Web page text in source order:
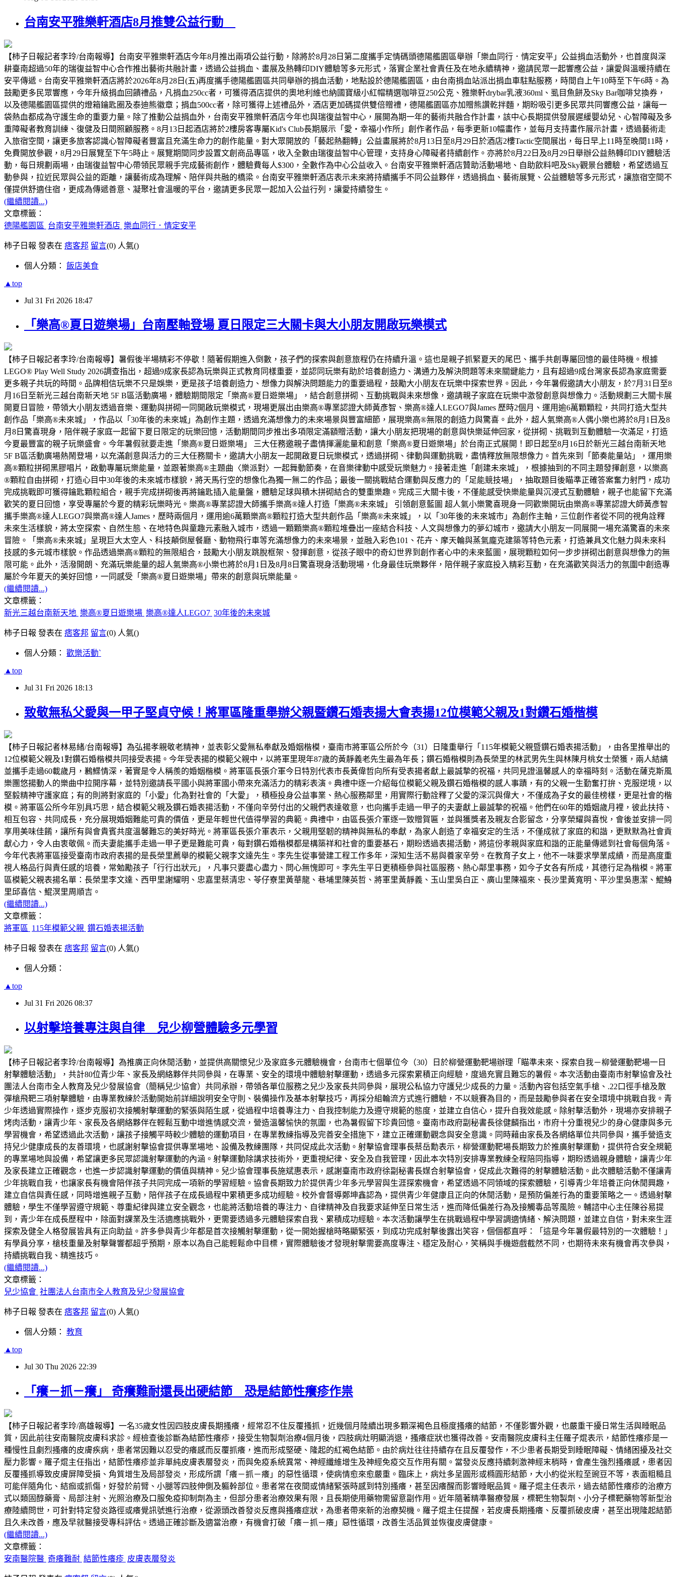
台南安平雅樂軒酒店8月推雙公益行動
【柿子日報記者李玲/台南報導】台南安平雅樂軒酒店今年8月推出兩項公益行動，除將於8月28日第二度攜手定情碼頭德陽艦園區舉辦「樂血同行．情定安平」公益捐血活動外，也首度與深
耕臺南超過50年的瑞復益智中心合作推出藝術共融計畫，透過公益捐血、畫展及熱轉印DIY體驗等多元形式，落實企業社會責任及在地永續精神，邀請民眾一起響應公益，讓愛與溫暖持續在
安平傳遞。台南安平雅樂軒酒店將於2026年8月28日(五)再度攜手德陽艦園區共同舉辦的捐血活動，地點設於德陽艦園區，由台南捐血站派出捐血車駐點服務，時間自上午10時至下午6時。為
鼓勵更多民眾響應，今年升級捐血回饋禮品，凡捐血250cc者，可獲得酒店提供的奧地利維也納國寶級小紅帽精選咖啡豆250公克、雅樂軒drybar乳液360ml、虱目魚餅及Sky Bar咖啡兌換券，
以及德陽艦園區提供的燈箱鑰匙圈及泰迪熊徽章；捐血500cc者，除可獲得上述禮品外，酒店更加碼提供雙倍贈禮，德陽艦園區亦加贈熊讚乾拌麵，期盼吸引更多民眾共同響應公益，讓每一
袋熱血都成為守護生命的重要力量。除了推動公益捐血外，台南安平雅樂軒酒店今年也與瑞復益智中心，展開為期一年的藝術共融合作計畫，該中心長期提供發展遲緩嬰幼兒、心智障礙及多
重障礙者教育訓練、復健及日間照顧服務。8月13日起酒店將於2樓房客專屬Kid's Club長期展示「愛・幸福小作所」創作者作品，每季更新10幅畫作，並每月支持畫作展示計畫，透過藝術走
入旅宿空間，讓更多旅客認識心智障礙者豐富且充滿生命力的創作能量。對大眾開放的「藝起熱翻轉」公益畫展將於8月13日至8月29日於酒店2樓Tactic空間展出，每日早上11時至晚間11時，
免費開放參觀，8月29日展覽至下午5時止。展覽期間同步設置文創商品專區，收入全數由瑞復益智中心管理，支持身心障礙者持續創作。亦將於8月22日及8月29日舉辦公益熱轉印DIY體驗活
動，每日規劃兩場，由瑞復益智中心帶領民眾親手完成藝術創作，體驗費每人$300，全數作為中心公益收入。台南安平雅樂軒酒店贊助活動場地、自助飲料吧及Sky觀景台體驗，希望透過互
動參與，拉近民眾與公益的距離，讓藝術成為理解、陪伴與共融的橋梁。台南安平雅樂軒酒店表示未來將持續攜手不同公益夥伴，透過捐血、藝術展覽、公益體驗等多元形式，讓旅宿空間不
僅提供舒適住宿，更成為傳遞善意、凝聚社會溫暖的平台，邀請更多民眾一起加入公益行列，讓愛持續發生。
(繼續閱讀...)
文章標籤：
德陽艦園區 台南安平雅樂軒酒店 樂血同行．情定安平
柿子日報 發表在 痞客邦 留言(0) 人氣()
個人分類： 飯店美食
▲top
Jul 31 Fri 2026 18:47
「樂高®夏日遊樂場」台南壓軸登場 夏日限定三大關卡與大小朋友開啟玩樂模式
【柿子日報記者李玲/台南報導】暑假後半場精彩不停歇！隨著假期進入倒數，孩子們的探索與創意旅程仍在持續升溫。這也是親子抓緊夏天的尾巴、攜手共創專屬回憶的最佳時機。根據
LEGO® Play Well Study 2026調查指出，超過9成家長認為玩樂與正式教育同樣重要，並認同玩樂有助於培養創造力、溝通力及解決問題等未來關鍵能力，且有超過9成台灣家長認為家庭需要
更多親子共玩的時間。品牌相信玩樂不只是娛樂，更是孩子培養創造力、想像力與解決問題能力的重要過程，鼓勵大小朋友在玩樂中探索世界。因此，今年暑假邀請大小朋友，於7月31日至8
月16日至新光三越台南新天地 5F B區活動廣場，體驗期間限定「樂高®夏日遊樂場」，結合創意拼砌、互動挑戰與未來想像，邀請親子家庭在玩樂中激發創意與想像力。活動規劃三大關卡展
開夏日冒險，帶領大小朋友透過音樂、運動與拼砌一同開啟玩樂模式，現場更展出由樂高®專業認證大師黃彥智、樂高®達人LEGO7與James 歷時2個月、運用逾6萬顆顆粒，共同打造大型共
創作品「樂高®未來城」，作品以「30年後的未來城」為創作主題，透過充滿想像力的未來場景與豐富細節，展現樂高®無限的創造力與驚喜。此外，超人氣樂高®人偶小樂也將於8月1日及8
月8日驚喜現身，陪伴親子家庭一起留下夏日限定的玩樂回憶，活動期間同步推出多項限定滿額贈活動，讓大小朋友把現場的創意與快樂延伸回家，從拼砌、挑戰到互動體驗一次滿足，打造
今夏最豐富的親子玩樂盛會。今年暑假就要走進「樂高®夏日遊樂場」 三大任務邀親子盡情揮灑能量和創意「樂高®夏日遊樂場」於台南正式展開！即日起至8月16日於新光三越台南新天地
5F B區活動廣場熱鬧登場，以充滿創意與活力的三大任務關卡，邀請大小朋友一起開啟夏日玩樂模式，透過拼砌、律動與運動挑戰，盡情釋放無限想像力。首先來到「節奏能量站」，運用樂
高®顆粒拼砌黑膠唱片，啟動專屬玩樂能量，並跟著樂高®主題曲〈樂派對〉一起舞動節奏，在音樂律動中感受玩樂魅力。接著走進「創建未來城」，根據抽到的不同主題發揮創意，以樂高
®顆粒自由拼砌，打造心目中30年後的未來城市樣貌，將天馬行空的想像化為獨一無二的作品；最後一關挑戰結合運動與反應力的「足能競技場」，抽取題目後瞄準正確答案奮力射門，成功
完成挑戰即可獲得鑰匙顆粒組合，親手完成拼砌後再將鑰匙插入能量盤，體驗足球與積木拼砌結合的雙重樂趣。完成三大關卡後，不僅能感受快樂能量與沉浸式互動體驗，親子也能留下充滿
歡笑的夏日回憶，享受專屬於今夏的精彩玩樂時光。樂高®專業認證大師攜手樂高®達人打造「樂高®未來城」 引領創意藍圖 超人氣小樂驚喜現身一同歡樂開玩由樂高®專業認證大師黃彥智
攜手樂高®達人LEGO7與樂高®達人James，歷時兩個月，運用逾6萬顆樂高®顆粒打造大型共創作品「樂高®未來城」，以「30年後的未來城市」為創作主軸，三位創作者從不同的視角詮釋
未來生活樣貌，將太空探索、自然生態、在地特色與童趣元素融入城市，透過一顆顆樂高®顆粒堆疊出一座結合科技、人文與想像力的夢幻城市，邀請大小朋友一同展開一場充滿驚喜的未來
冒險。「樂高®未來城」呈現巨大太空人、科技顛倒屋餐廳、動物飛行車等充滿想像力的未來場景，並融入彩色101、花卉、摩天輪與蒸氣龐克建築等特色元素，打造兼具文化魅力與未來科
技感的多元城市樣貌。作品透過樂高®顆粒的無限組合，鼓勵大小朋友跳脫框架、發揮創意，從孩子眼中的奇幻世界到創作者心中的未來藍圖，展現顆粒如何一步步拼砌出創意與想像力的無
限可能。此外，活潑開朗、充滿玩樂能量的超人氣樂高®小樂也將於8月1日及8月8日驚喜現身活動現場，化身最佳玩樂夥伴，陪伴親子家庭投入精彩互動，在充滿歡笑與活力的氛圍中創造專
屬於今年夏天的美好回憶，一同感受「樂高®夏日遊樂場」帶來的創意與玩樂能量。
(繼續閱讀...)
文章標籤：
新光三越台南新天地 樂高®夏日遊樂場 樂高®達人LEGO7 30年後的未來城
柿子日報 發表在 痞客邦 留言(0) 人氣()
個人分類： 歡樂活動ˋ
▲top
Jul 31 Fri 2026 18:13
致敬無私父愛與一甲子堅貞守候！將軍區隆重舉辦父親暨鑽石婚表揚大會表揚12位模範父親及1對鑽石婚楷模
【柿子日報記者林易緒/台南報導】為弘揚孝親敬老精神，並表彰父愛無私奉獻及婚姻楷模，臺南市將軍區公所於今（31）日隆重舉行「115年模範父親暨鑽石婚表揚活動」，由各里推舉出的
12位模範父親及1對鑽石婚楷模共同接受表揚。今年受表揚的模範父親中，以將軍里現年87歲的黃靜義老先生最為年長；鑽石婚楷模則為長榮里的林武男先生與林陳月桃女士榮獲，兩人結縭
並攜手走過60載歲月，鶼鰈情深，著實是令人稱羨的婚姻楷模。將軍區長張介軍今日特別代表市長黃偉哲向所有受表揚者獻上最誠摯的祝福，共同見證溫馨感人的幸福時刻。活動在薩克斯風
樂團悠揚動人的樂曲中拉開序幕，並特別邀請長平國小與將軍國小帶來充滿活力的精彩表演。典禮中逐一介紹每位模範父親及鑽石婚楷模的感人事蹟，有的父親一生勤奮打拚、克服逆境，以
堅毅精神守護家庭；有的則將對家庭的「小愛」化為對社會的「大愛」，積極投身公益事業、熱心服務鄰里，用實際行動詮釋了父愛的深沉與偉大，不僅成為子女的最佳榜樣，更是社會的楷
模。將軍區公所今年別具巧思，結合模範父親及鑽石婚表揚活動，不僅向辛勞付出的父親們表達敬意，也向攜手走過一甲子的夫妻獻上最誠摯的祝福。他們在60年的婚姻歲月裡，彼此扶持、
相互包容、共同成長，充分展現婚姻難能可貴的價值，更是年輕世代值得學習的典範。典禮中，由區長張介軍逐一致贈賀匾，並與獲獎者及親友合影留念，分享榮耀與喜悅，會後並安排一同
享用美味佳餚，讓所有與會貴賓共度溫馨難忘的美好時光。將軍區長張介軍表示，父親用堅韌的精神與無私的奉獻，為家人創造了幸福安定的生活，不僅成就了家庭的和諧，更默默為社會貢
獻心力，令人由衷敬佩。而夫妻能攜手走過一甲子更是難能可貴，每對鑽石婚楷模都是構築祥和社會的重要基石，期盼透過表揚活動，將這份孝親與家庭和諧的正能量傳遞到社會每個角落。
今年代表將軍區接受臺南市政府表揚的是長榮里薦舉的模範父親李文達先生。李先生從事營建工程工作多年，深知生活不易與養家辛勞。在教育子女上，他不一味要求學業成績，而是高度重
視人格品行與責任感的培養，常勉勵孩子「行行出狀元」，凡事只要盡心盡力、問心無愧即可。李先生平日更積極參與社區服務、熱心鄰里事務，如今子女各有所成，其德行足為楷模。將軍
區模範父親表揚名單：長榮里李文達、西甲里謝耀明、忠嘉里蔡清忠、苓仔寮里黃華龍、巷埔里陳英哲、將軍里黃靜義、玉山里吳白正、廣山里陳福來、長沙里黃寬明、平沙里吳惠潔、鯤鯓
里邱喜信、鯤溟里周順吉。
(繼續閱讀...)
文章標籤：
將軍區 115年模範父親 鑽石婚表揚活動
柿子日報 發表在 痞客邦 留言(0) 人氣()
個人分類：
▲top
Jul 31 Fri 2026 08:37
以射擊培養專注與自律 兒少柳營體驗多元學習
【柿子日報記者李玲/台南報導】為推廣正向休閒活動，並提供高關懷兒少及家庭多元體驗機會，台南市七個單位今（30）日於柳營運動靶場辦理「瞄準未來、探索自我－柳營運動靶場一日
射擊體驗活動」，共計80位青少年、家長及網絡夥伴共同參與，在專業、安全的環境中體驗射擊運動，透過多元探索累積正向經驗，度過充實且難忘的暑假。本次活動由臺南市射擊協會及社
團法人台南市全人教育及兒少發展協會（簡稱兒少協會）共同承辦，帶領各單位服務之兒少及家長共同參與，展現公私協力守護兒少成長的力量。活動內容包括空氣手槍、.22口徑手槍及散
彈槍飛靶三項射擊體驗，由專業教練於活動開始前詳細說明安全守則、裝備操作及基本射擊技巧，再採分組輪流方式進行體驗，不以競賽為目的，而是鼓勵參與者在安全環境中挑戰自我。青
少年透過實際操作，逐步克服初次接觸射擊運動的緊張與陌生感，從過程中培養專注力、自我控制能力及遵守規範的態度，並建立自信心，提升自我效能感。除射擊活動外，現場亦安排親子
烤肉活動，讓青少年、家長及各網絡夥伴在輕鬆互動中增進情感交流，營造溫馨愉快的氛圍，也為暑假留下珍貴回憶。臺南市政府副秘書長徐健麟指出，市府十分重視兒少的身心健康與多元
學習機會，希望透過此次活動，讓孩子接觸平時較少體驗的運動項目，在專業教練指導及完善安全措施下，建立正確運動觀念與安全意識。同時藉由家長及各網絡單位共同參與，攜手營造支
持兒少健康成長的友善環境，也感謝射擊協會提供專業場地、設備及教練團隊，共同促成此次活動。射擊協會理事長蔡岳勳表示，柳營運動靶場長期致力於推廣射擊運動，提供符合安全規範
的專業場地與設備，希望讓更多民眾認識射擊運動的內涵。射擊運動除講求技術外，更重視紀律、安全及自我管理，因此本次特別安排專業教練全程陪同指導，期盼透過親身體驗，讓青少年
及家長建立正確觀念，也進一步認識射擊運動的價值與精神。兒少協會理事長施斌惠表示，感謝臺南市政府徐副秘書長媒合射擊協會，促成此次難得的射擊體驗活動。此次體驗活動不僅讓青
少年挑戰自我，也讓家長有機會陪伴孩子共同完成一項新的學習經驗。協會長期致力於提供青少年多元學習與生涯探索機會，希望透過不同領域的探索體驗，引導青少年培養正向休閒興趣，
建立自信與責任感，同時增進親子互動，陪伴孩子在成長過程中累積更多成功經驗。校外會督導鄭坤鑫認為，提供青少年健康且正向的休閒活動，是預防偏差行為的重要策略之一。透過射擊
體驗，學生不僅學習遵守規範、尊重紀律與建立安全觀念，也能將活動培養的專注力、自律精神及自我要求延伸至日常生活，進而降低偏差行為及接觸毒品等風險。輔諮中心主任陳谷易提
到，青少年在成長歷程中，除面對課業及生活適應挑戰外，更需要透過多元體驗探索自我、累積成功經驗。本次活動讓學生在挑戰過程中學習調適情緒、解決問題，並建立自信，對未來生涯
探索及健全人格發展皆具有正向助益。許多參與青少年都是首次接觸射擊運動，從一開始握槍時略顯緊張，到成功完成射擊後露出笑容，個個都直呼：「這是今年暑假最特別的一次體驗！」
有學員分享，槍枝重量及射擊聲響都超乎預期，原本以為自己能輕鬆命中目標，實際體驗後才發現射擊需要高度專注、穩定及耐心，笑稱與手機遊戲截然不同，也期待未來有機會再次參與，
持續挑戰自我、精進技巧。
(繼續閱讀...)
文章標籤：
兒少協會 社團法人台南市全人教育及兒少發展協會
柿子日報 發表在 痞客邦 留言(0) 人氣()
個人分類： 教育
▲top
Jul 30 Thu 2026 22:39
「癢－抓－癢」 奇癢難耐還長出硬結節 恐是結節性癢疹作祟
【柿子日報記者李玲/高雄報導】一名35歲女性因四肢皮膚長期搔癢，經常忍不住反覆搔抓，近幾個月陸續出現多顆深褐色且極度搔癢的結節，不僅影響外觀，也嚴重干擾日常生活與睡眠品
質，因此前往安南醫院皮膚科求診。經檢查後診斷為結節性癢疹，接受生物製劑治療4個月後，四肢病灶明顯消退，搔癢症狀也獲得改善。安南醫院皮膚科主任羅子焜表示，結節性癢疹是一
種慢性且劇烈搔癢的皮膚疾病，患者常因難以忍受的癢感而反覆抓癢，進而形成堅硬、隆起的紅褐色結節。由於病灶往往持續存在且反覆發作，不少患者長期受到睡眠障礙、情緒困擾及社交
壓力影響。羅子焜主任指出，結節性癢疹並非單純皮膚表層發炎，而與免疫系統異常、神經纖維增生及神經免疫交互作用有關。當發炎反應持續刺激神經末梢時，會產生強烈搔癢感，患者因
反覆搔抓導致皮膚屏障受損、角質增生及局部發炎，形成所謂「癢－抓－癢」的惡性循環，使病情愈來愈嚴重。臨床上，病灶多呈圓形或橢圓形結節，大小約從米粒至豌豆不等，表面粗糙且
可能伴隨角化、結痂或抓傷，好發於前臂、小腿等四肢伸側及軀幹部位。患者常在夜間或情緒緊張時感到特別搔癢，甚至因癢醒而影響睡眠品質。羅子焜主任表示，過去結節性癢疹的治療方
式以類固醇藥膏、局部注射、光照治療及口服免疫抑制劑為主，但部分患者治療效果有限，且長期使用藥物需留意副作用。近年隨著精準醫療發展，標靶生物製劑、小分子標靶藥物等新型治
療陸續問世，可針對特定發炎路徑或癢覺訊號進行治療，從源頭改善發炎反應與搔癢症狀，為患者帶來新的治療契機。羅子焜主任提醒，若皮膚長期搔癢、反覆抓破皮膚，甚至出現隆起結節
且久未改善，應及早就醫接受專科評估。透過正確診斷及適當治療，有機會打破「癢－抓－癢」惡性循環，改善生活品質並恢復皮膚健康。
(繼續閱讀...)
文章標籤：
安南醫院醫 奇癢難耐 結節性癢疹 皮膚表層發炎